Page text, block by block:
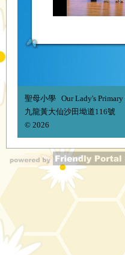
聖母小學 Our Lady's Primary
九龍黃大仙沙田坳道116號
© 2026